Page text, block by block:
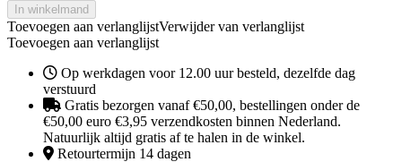
In winkelmand
Toevoegen aan verlanglijstVerwijder van verlanglijst
Toevoegen aan verlanglijst
Op werkdagen voor 12.00 uur besteld, dezelfde dag
verstuurd
Gratis bezorgen vanaf €50,00, bestellingen onder de
€50,00 euro €3,95 verzendkosten binnen Nederland.
Natuurlijk altijd gratis af te halen in de winkel.
Retourtermijn 14 dagen